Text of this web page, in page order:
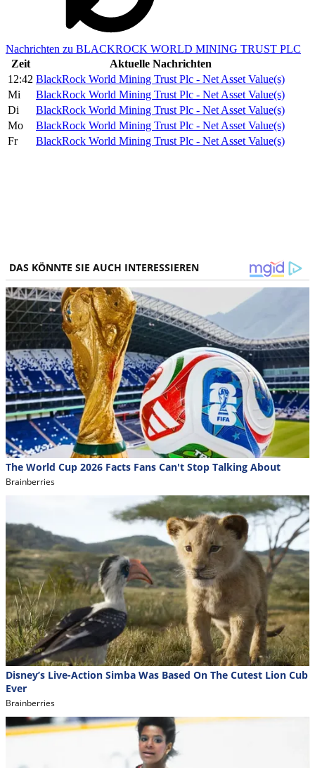
Nachrichten zu BLACKROCK WORLD MINING TRUST PLC
Zeit
Aktuelle Nachrichten
12:42 BlackRock World Mining Trust Plc - Net Asset Value(s)
Mi
BlackRock World Mining Trust Plc - Net Asset Value(s)
Di
BlackRock World Mining Trust Plc - Net Asset Value(s)
Mo
BlackRock World Mining Trust Plc - Net Asset Value(s)
Fr
BlackRock World Mining Trust Plc - Net Asset Value(s)